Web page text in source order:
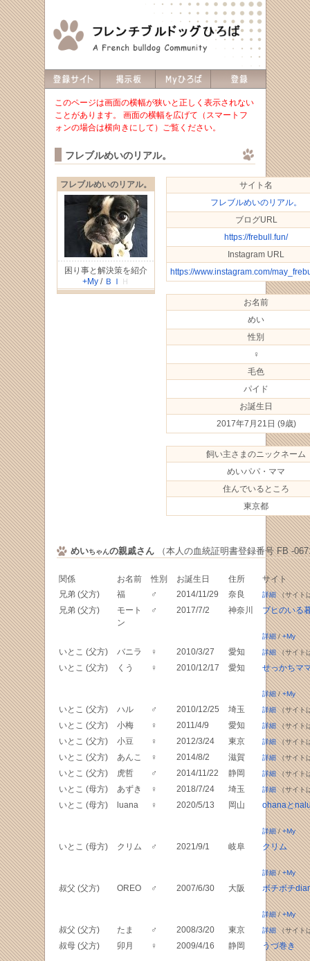
このページは画面の横幅が狭いと正しく表示されない
ことがあります。 画面の横幅を広げて（スマートフ
ォンの場合は横向きにして）ご覧ください。
フレブルめいのリアル。
フレブルめいのリアル。
困り事と解決策を紹介
+My/ Ｂ Ｉ Ｈ
サイト名
フレブルめいのリアル。
ブログURL
https://frebull.fun/
Instagram URL
https://www.instagram.com/
お名前
めい
性別
♀
毛色
パイド
お誕生日
2017年7月21日 (9歳)
飼い主さまのニックネーム
めいパパ・ママ
住んでいるところ
東京都
めいちゃんの親戚さん（本人の血統証明書登録番号 FB -
関係 お名前 性別 お誕生日 住所
サイト
兄弟 (父方)
福 ♂ 2014/11/29 奈良 詳細（サイト
兄弟 (父方)
モート
ン
♂ 2017/7/2 神奈川 ブヒのいる
詳細/+My
いとこ (父方) バニラ ♀ 2010/3/27 愛知 詳細（サイト
いとこ (父方) くう ♀ 2010/12/17 愛知 せっかちマ
詳細/+My
いとこ (父方) ハル ♂ 2010/12/25 埼玉 詳細（サイト
いとこ (父方) 小梅 ♀ 2011/4/9 愛知 詳細（サイト
いとこ (父方) 小豆 ♀ 2012/3/24 東京 詳細（サイト
いとこ (父方) あんこ ♀ 2014/8/2 滋賀 詳細（サイト
いとこ (父方) 虎哲 ♂ 2014/11/22 静岡 詳細（サイト
いとこ (母方) あずき ♀ 2018/7/24 埼玉 詳細（サイト
いとこ (母方) luana ♀ 2020/5/13 岡山 ohanaと
詳細/+My
いとこ (母方) クリム ♂ 2021/9/1 岐阜 クリム
詳細/+My
叔父 (父方) OREO ♂ 2007/6/30 大阪 ボチボチ
詳細/+My
叔父 (父方) たま ♂ 2008/3/20 東京 詳細（サイト
叔母 (父方) 卯月 ♀ 2009/4/16 静岡 うづ巻き